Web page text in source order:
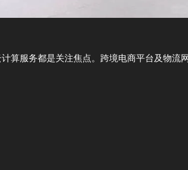
算服务都是关注焦点。跨境电商平台及物流